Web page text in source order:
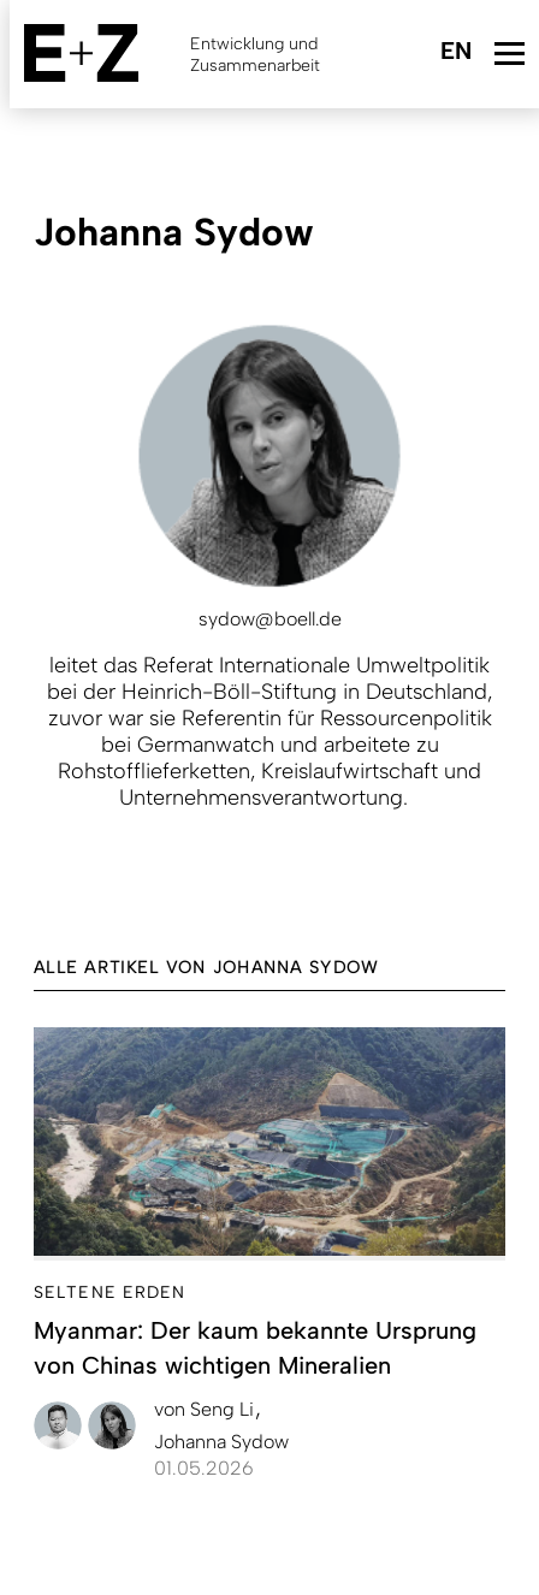
Skip
main
content
Entwicklung und
Zusammenarbeit
Johanna Sydow
sydow@boell.de
leitet das Referat Internationale Umweltpolitik
bei der Heinrich-Böll-Stiftung in Deutschland,
zuvor war sie Referentin für Ressourcenpolitik
bei Germanwatch und arbeitete zu
Rohstofflieferketten, Kreislaufwirtschaft und
Unternehmensverantwortung.
ALLE ARTIKEL VON JOHANNA SYDOW
SELTENE ERDEN
Myanmar: Der kaum bekannte Ursprung
von Chinas wichtigen Mineralien
von Seng Li
Johanna Sydow
01.05.2026